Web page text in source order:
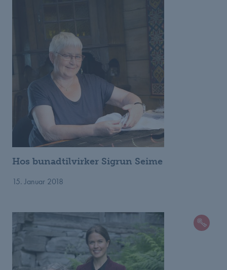
Hos bunadtilvirker Sigrun Seime
15. Januar 2018